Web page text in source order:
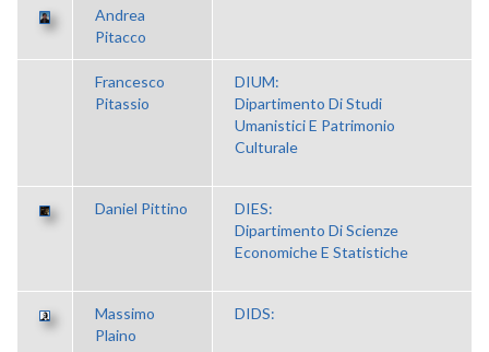
Andrea
Pitacco
Francesco
Pitassio
DIUM:
Dipartimento Di Studi
Umanistici E Patrimonio
Culturale
Daniel Pittino
DIES:
Dipartimento Di Scienze
Economiche E Statistiche
Massimo
Plaino
DIDS: